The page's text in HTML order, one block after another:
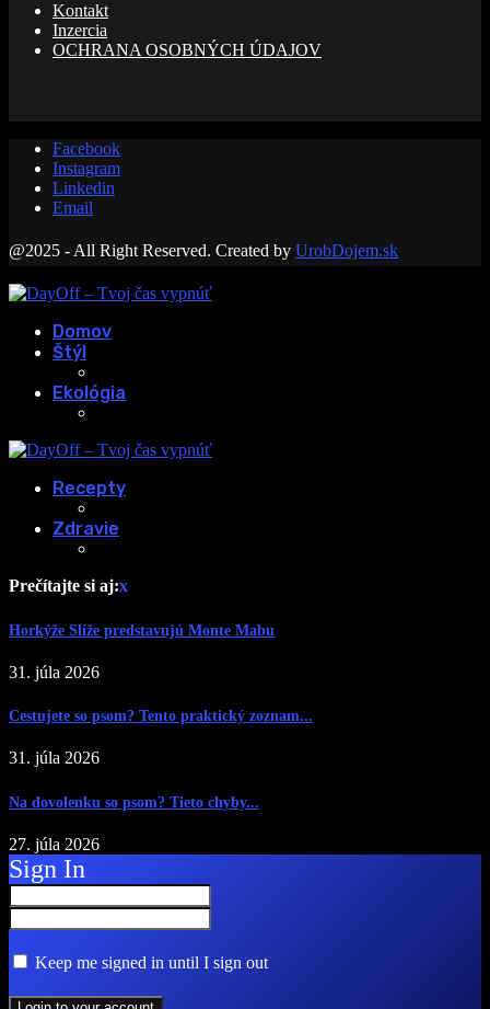
Kontakt
Inzercia
OCHRANA OSOBNÝCH ÚDAJOV
Facebook
Instagram
Linkedin
Email
@2025 - All Right Reserved. Created by UrobDojem.sk
Domov
Štýl
Ekológia
Recepty
Zdravie
Prečítajte si aj:x
Horkýže Slíže predstavujú Monte Mabu
31. júla 2026
Cestujete so psom? Tento praktický zoznam...
31. júla 2026
Na dovolenku so psom? Tieto chyby...
27. júla 2026
Sign In
Keep me signed in until I sign out